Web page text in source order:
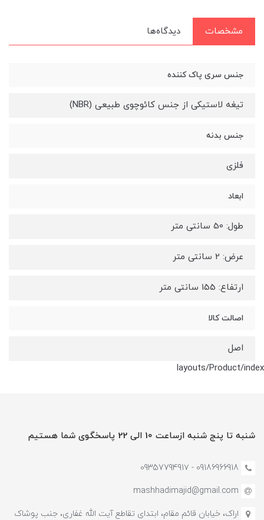
مشخصات دیدگاه‌ها
جنس سری پاک کننده
تیغه لاستیکی از جنس کائوچوی طبیعی (NBR)
جنس بدنه
فلزی
ابعاد
طول: 50 سانتی متر
عرض: 2 سانتی متر
ارتفاع: 155 سانتی متر
اصالت کالا
اصل
layouts/Product/index
شنبه تا پنج شنبه ازساعت 10 الی 22 پاسخگوی شما هستیم
09186966918 - 0935779491۷
mashhadimajid@gmail.com
اراک، خیابان قائم مقام، ابتدای تقاطع آیت الله غفاری، جنب پوشاک